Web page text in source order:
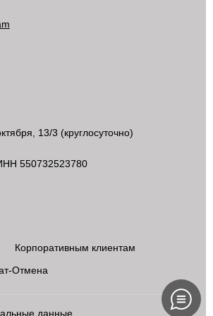
13/3 (круглосуточно)
550732523780
Корпоративным клиентам
Отмена
данные